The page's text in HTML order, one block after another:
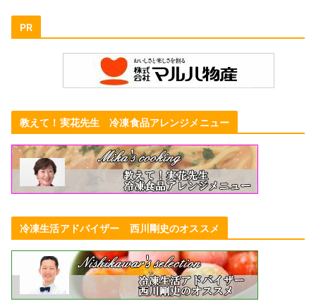
PR
教えて！実花先生 冷凍食品アレンジメニュー
冷凍生活アドバイザー 西川剛史のオススメ